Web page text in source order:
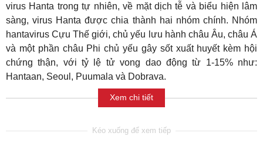
virus Hanta trong tự nhiên, về mặt dịch tễ và biểu hiện lâm
sàng, virus Hanta được chia thành hai nhóm chính. Nhóm
hantavirus Cựu Thế giới, chủ yếu lưu hành châu Âu, châu Á
và một phần châu Phi chủ yếu gây sốt xuất huyết kèm hội
chứng thận, với tỷ lệ tử vong dao động từ 1-15% như:
Hantaan, Seoul, Puumala và Dobrava.
Xem chi tiết